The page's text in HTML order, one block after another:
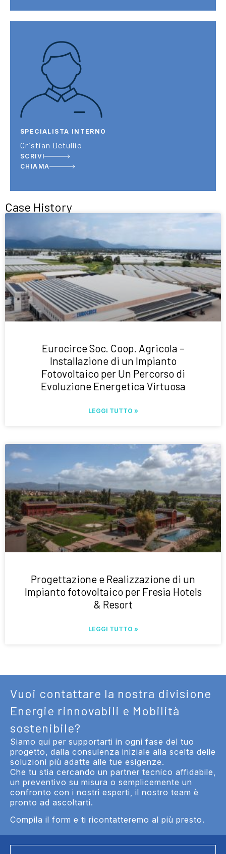
SPECIALISTA INTERNO
Cristian Detullio
SCRIVI
CHIAMA
Case History
Eurocirce Soc. Coop. Agricola –
Installazione di un Impianto
Fotovoltaico per Un Percorso di
Evoluzione Energetica Virtuosa
LEGGI TUTTO »
Progettazione e Realizzazione di un
Impianto fotovoltaico per Fresia Hotels
& Resort
LEGGI TUTTO »
Vuoi contattare la nostra divisione
Energie rinnovabili e Mobilità
sostenibile?
Siamo qui per supportarti in ogni fase del tuo
progetto, dalla consulenza iniziale alla scelta delle
soluzioni più adatte alle tue esigenze.
Che tu stia cercando un partner tecnico affidabile,
un preventivo su misura o semplicemente un
confronto con i nostri esperti, il nostro team è
pronto ad ascoltarti.
Compila il form e ti ricontatteremo al più presto.